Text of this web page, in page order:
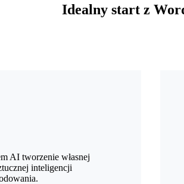
Idealny start z
AI tworzenie własnej
inteligencji